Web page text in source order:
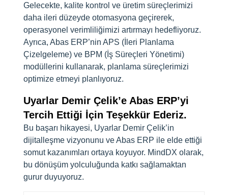
Gelecekte, kalite kontrol ve üretim süreçlerimizi
daha ileri düzeyde otomasyona geçirerek,
operasyonel verimliliğimizi artırmayı hedefliyoruz.
Ayrıca, Abas ERP’nin APS (İleri Planlama
Çizelgeleme) ve BPM (İş Süreçleri Yönetimi)
modüllerini kullanarak, planlama süreçlerimizi
optimize etmeyi planlıyoruz.
Uyarlar Demir Çelik’e Abas ERP’yi
Tercih Ettiği İçin Teşekkür Ederiz.
Bu başarı hikayesi, Uyarlar Demir Çelik’in
dijitalleşme vizyonunu ve Abas ERP ile elde ettiği
somut kazanımları ortaya koyuyor. MindDX olarak,
bu dönüşüm yolculuğunda katkı sağlamaktan
gurur duyuyoruz.